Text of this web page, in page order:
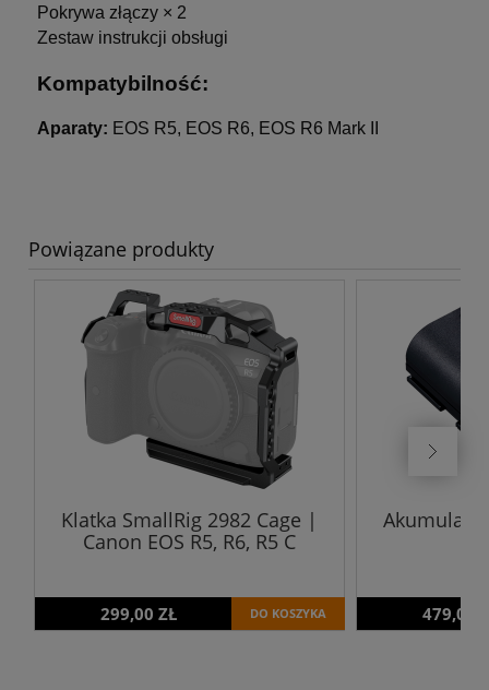
Pokrywa złączy × 2
Zestaw instrukcji obsługi
Kompatybilność:
Aparaty: EOS R5, EOS R6, EOS R6 Mark II
Powiązane produkty
Klatka SmallRig 2982 Cage |
Canon EOS R5, R6, R5 C
299,00 ZŁ DO KOSZYKA 479,00